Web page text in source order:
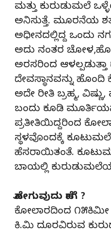
ಮತ್ತು ಕುರುಡುಮಲೆ
ಅನಿಸುತ್ತೆ. ಮೂರನೆಯ
ಅಧೀನದಲ್ಲಿದ್ದ ಒಂದು
ಅದು ನಂತರ
ಅರಸರಿಂದ
ದೇವಸ್ಥಾನವನ್ನು
ಅದೇ ರೀತಿ ಬ್ರಹ್ಮ,
ಬಂದು ಕೂಡಿ
ಪ್ರತೀತಿಯಿದ್ದರಿಂದ
ಸ್ಥಳವೊಂದಕ್ಕೆ
ಹೆಸರಾಯಿತಂತೆ.
ಬಾಯಲ್ಲಿ
ಹೋಗುವುದು ಹೇಗೆ ?
ಕೋಲಾರದಿಂದ
ಕಿ.ಮಿ ದೂರವಿರುವ